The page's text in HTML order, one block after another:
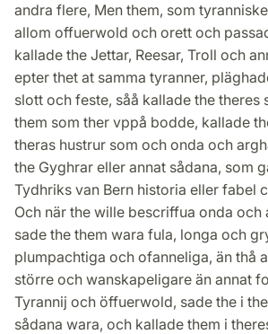
andra flere, Men them, som
allom offuerwold och orett och
kallade the Jettar, Reesar, Troll och
epter thet at samma tyranner,
slott och feste, såå kallade the theres
them som ther vppå bodde, kallade
theras hustrur som och onda och
the Gyghrar eller annat sådana, som
Tydhriks van Bern historia eller fabel
Och när the wille bescriffua onda och
sade the them wara fula, longa och
plumpachtiga och ofanneliga, än thå
större och wanskapeligare än annat
Tyrannij och öffuerwold, sade the i
sådana wara, och kallade them i